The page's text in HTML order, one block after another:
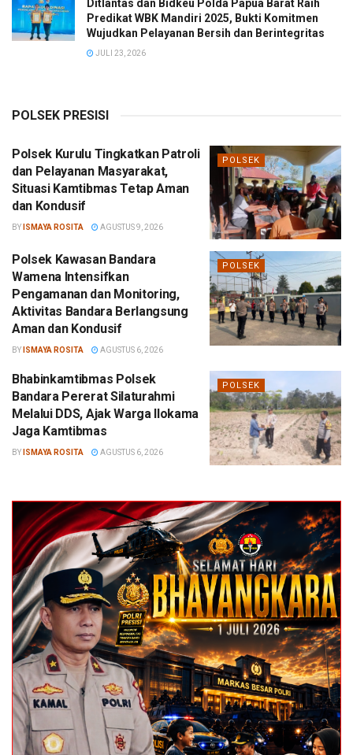
Ditlantas dan Bidkeu Polda Papua Barat Raih
Predikat WBK Mandiri 2025, Bukti Komitmen
Wujudkan Pelayanan Bersih dan Berintegritas
JULI 23, 2026
POLSEK PRESISI
POLSEK
Polsek Kurulu Tingkatkan Patroli
dan Pelayanan Masyarakat,
Situasi Kamtibmas Tetap Aman
dan Kondusif
BY ISMAYA ROSITA AGUSTUS 9, 2026
POLSEK
Polsek Kawasan Bandara
Wamena Intensifkan
Pengamanan dan Monitoring,
Aktivitas Bandara Berlangsung
Aman dan Kondusif
BY ISMAYA ROSITA AGUSTUS 6, 2026
POLSEK
Bhabinkamtibmas Polsek
Bandara Pererat Silaturahmi
Melalui DDS, Ajak Warga Ilokama
Jaga Kamtibmas
BY ISMAYA ROSITA AGUSTUS 6, 2026